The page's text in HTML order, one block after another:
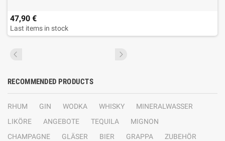
47,90 €
Last items in stock
RECOMMENDED PRODUCTS
RHUM GIN WODKA WHISKY
MINERALWASSER
LIKÖRE
ANGEBOTE TEQUILA
MIGNON
CHAMPAGNE
GLÄSER BIER GRAPPA
ZUBEHÖR